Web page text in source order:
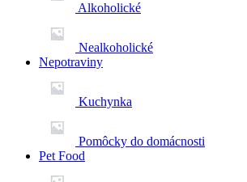
Alkoholické
Nealkoholické
Nepotraviny
Kuchynka
Pomôcky do domácnosti
Pet Food